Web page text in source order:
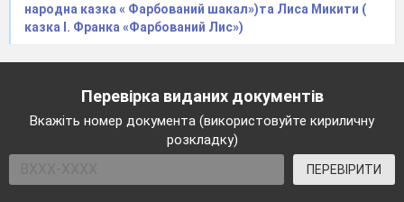
народна казка « Фарбований шакал»)та Лиса Микити (
казка І. Франка «Фарбований Лис»)
Перевірка виданих документів
Вкажіть номер документа (використовуйте кириличну
розкладку)
ПЕРЕВІРИТИ